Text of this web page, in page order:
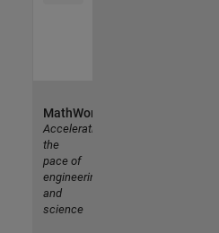
MathWorks
Accelerating
the
pace of
engineering
and
science